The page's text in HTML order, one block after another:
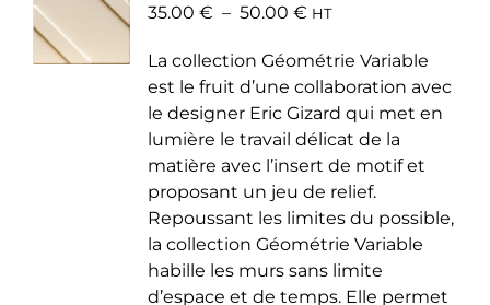
35.00 € – 50.00 €Plage
prix :
35.00 €
à
50.00 €
HT
La collection Géométrie Variable
est le fruit d’une collaboration avec
le designer Eric Gizard qui met en
lumière le travail délicat de la
matière avec l’insert de motif et
proposant un jeu de relief.
Repoussant les limites du possible,
la collection Géométrie Variable
habille les murs sans limite
d’espace et de temps. Elle permet